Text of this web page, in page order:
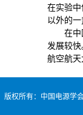
在实验中
以外的一
在中国
发展较
航空航天
版权所有：中国电源学